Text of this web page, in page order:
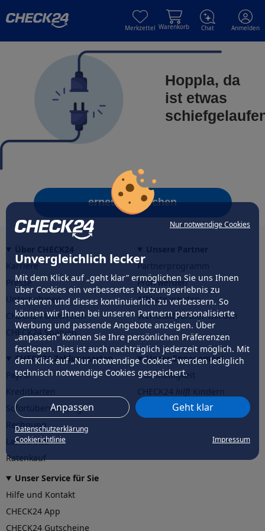
Nur notwendige Cookies
Unvergleichlich lecker
Mit dem Klick auf „geht klar” ermöglichen Sie uns Ihnen
über Cookies ein verbessertes Nutzungserlebnis zu
servieren und dieses kontinuierlich zu verbessern. So
können wir Ihnen bei unseren Partnern personalisierte
Werbung und passende Angebote anzeigen. Über
„anpassen” können Sie Ihre persönlichen Präferenzen
festlegen. Dies ist auch nachträglich jederzeit möglich. Mit
dem Klick auf „Nur notwendige Cookies” werden lediglich
technisch notwendige Cookies gespeichert.
Anpassen Geht klar
Datenschutzerklärung
Cookierichtlinie
Impressum
Merkzettel Warenkorb Chat Anmelden
Hoppla, da
ist etwas
erneut versuchen
Karriere
Presse
Unternehmen
CHECK24 Österreich
CHECK24 Spanien
Partnerprogramm
Profi werden
Affiliate werden
Werkstattpartner werden
CHECK24 Zahlungsarten
PayPal
Sofortüberweisung
Rechnung
Lastschrift
Ratenkauf
Unser Engagement
Nachhaltigkeit
CHECK24hilftder Natur
Unser Service für Sie
Hilfe und Kontakt
CHECK24 App
CHECK24 Gutscheine